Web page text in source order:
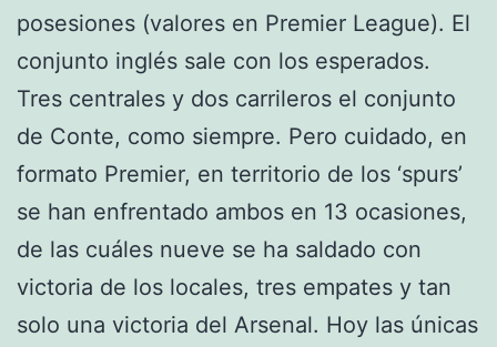
posesiones (valores en Premier League). El
conjunto inglés sale con los esperados.
Tres centrales y dos carrileros el conjunto
de Conte, como siempre. Pero cuidado, en
formato Premier, en territorio de los ‘spurs’
se han enfrentado ambos en 13 ocasiones,
de las cuáles nueve se ha saldado con
victoria de los locales, tres empates y tan
solo una victoria del Arsenal. Hoy las únicas